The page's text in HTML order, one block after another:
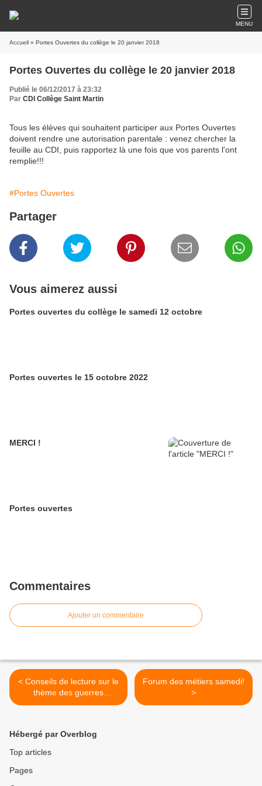
MENU
Accueil » Portes Ouvertes du collège le 20 janvier 2018
Portes Ouvertes du collège le 20 janvier 2018
Publié le 06/12/2017 à 23:32
Par CDI Collège Saint Martin
Tous les élèves qui souhaitent participer aux Portes Ouvertes
doivent rendre une autorisation parentale : venez chercher la
feuille au CDI, puis rapportez là une fois que vos parents l'ont
remplie!!!
#Portes Ouvertes
Partager
Vous aimerez aussi
Portes ouvertes du collège le samedi 12 octobre
Portes ouvertes le 15 octobre 2022
MERCI !
Portes ouvertes
Commentaires
Ajouter un commentaire
< Conseils de lecture sur le
thème des guerres
mondiales
Forum des métiers samedi!
>
Hébergé par Overblog
Top articles
Pages